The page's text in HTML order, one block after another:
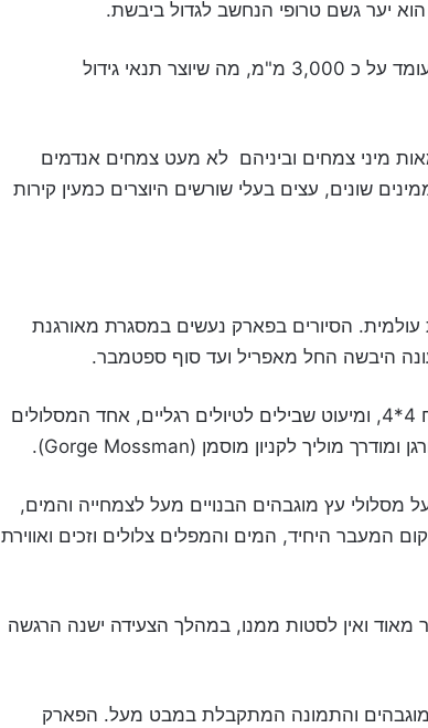
יער גשם טרופי הנחשב לגדול ביבשת.
האקלים באזור מאוד גשום, הממוצע הרב שנתי עומד על כ 3,000 מ"מ, מה שיוצר תנאי גידול
מיני צמחים וביניהם לא מעט צמחים אנדמים
שונים, עצים בעלי שורשים היוצרים כמעין קירות
הסיורים בפארק נעשים במסגרת מאורגנת
היבשה החל מאפריל ועד סוף ספטמבר.
רוב השבילים בשטח הפארק מיועדים לרכבי שטח 4*4, ומיעוט שבילים לטיולים רגליים, אחד המסלולים
ומודרך מוליך לקניון מוסמן (Mossman
Gorge
).
מסלולי עץ מוגבהים הבנויים מעל לצמחייה והמים,
המעבר היחיד, המים והמפלים צלולים וזכים ואווירת
מאוד ואין לסטות ממנו, במהלך הצעידה ישנה הרגשה
והתמונה המתקבלת במבט מעל. הפארק